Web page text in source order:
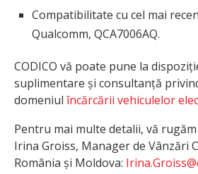
Compatibilitate cu cel mai
Qualcomm, QCA7006AQ.
CODICO vă poate pune la
suplimentare și consultanță
domeniul încărcării vehiculelor
Pentru mai multe detalii, vă
Irina Groiss, Manager de Vânzări
România și Moldova: